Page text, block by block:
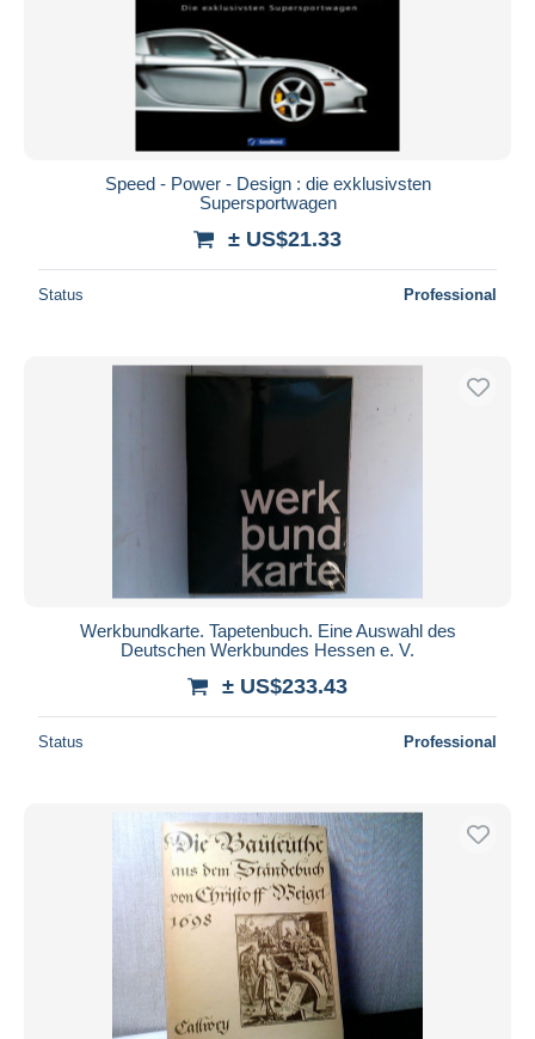
Speed - Power - Design : die exklusivsten
Supersportwagen
± US$21.33
Status Professional
Werkbundkarte. Tapetenbuch. Eine Auswahl des
Deutschen Werkbundes Hessen e. V.
± US$233.43
Status Professional